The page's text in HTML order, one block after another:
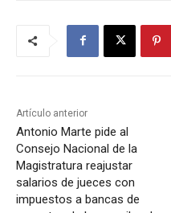
Artículo anterior
Antonio Marte pide al
Consejo Nacional de la
Magistratura reajustar
salarios de jueces con
impuestos a bancas de